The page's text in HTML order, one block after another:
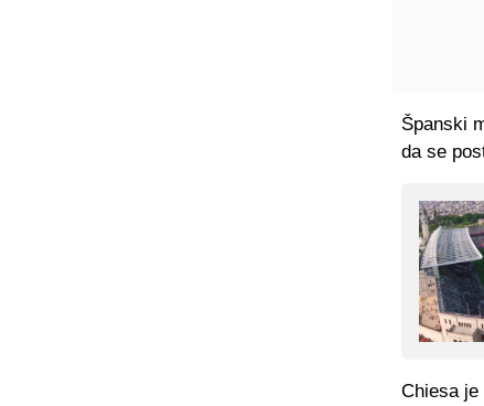
Španski
da se
Chiesa je